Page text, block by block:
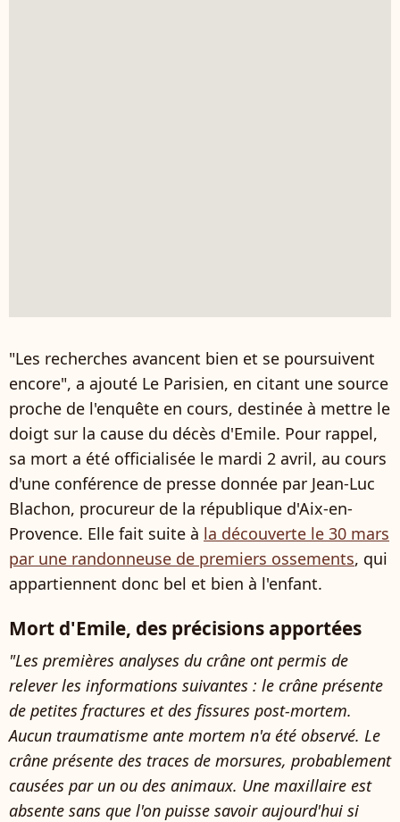
"Les recherches avancent bien et se poursuivent
encore", a ajouté Le Parisien, en citant une source
proche de l'enquête en cours, destinée à mettre le
doigt sur la cause du décès d'Emile. Pour rappel,
sa mort a été officialisée le mardi 2 avril, au cours
d'une conférence de presse donnée par Jean-Luc
Blachon, procureur de la république d'Aix-en-
Provence. Elle fait suite à la découverte le 30 mars
par une randonneuse de premiers ossements, qui
appartiennent donc bel et bien à l'enfant.
Mort d'Emile, des précisions apportées
"Les premières analyses du crâne ont permis de
relever les informations suivantes : le crâne présente
de petites fractures et des fissures post-mortem.
Aucun traumatisme ante mortem n'a été observé. Le
crâne présente des traces de morsures, probablement
causées par un ou des animaux. Une maxillaire est
absente sans que l'on puisse savoir aujourd'hui si